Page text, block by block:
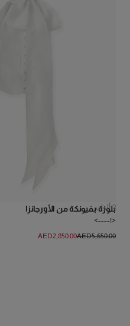
بلوزة بفيونكة من الأورجانزا
<!---->
2 ألوان
AED‌5,650.00
AED‌2,850.00